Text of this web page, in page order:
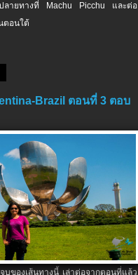
ลายทางที่ Machu Picchu และต่อ
ตอนใต้
Brazil ตอนที่ 3 ตอบ
บของเส้นทางนี้ เล่าต่อจากตอนที่แล้ว